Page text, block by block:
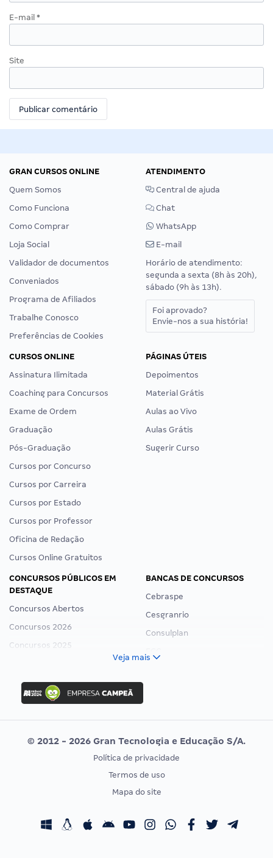
E-mail *
Site
GRAN CURSOS ONLINE
Quem Somos
Como Funciona
Como Comprar
Loja Social
Validador de documentos
Conveniados
Programa de Afiliados
Trabalhe Conosco
Preferências de Cookies
ATENDIMENTO
Central de ajuda
Chat
WhatsApp
E-mail
Horário de atendimento:
segunda a sexta (8h às 20h),
sábado (9h às 13h).
Foi aprovado?
Envie-nos a sua história!
CURSOS ONLINE
Assinatura Ilimitada
Coaching para Concursos
Exame de Ordem
Graduação
Pós-Graduação
Cursos por Concurso
Cursos por Carreira
Cursos por Estado
Cursos por Professor
Oficina de Redação
Cursos Online Gratuitos
PÁGINAS ÚTEIS
Depoimentos
Material Grátis
Aulas ao Vivo
Aulas Grátis
Sugerir Curso
CONCURSOS PÚBLICOS EM
DESTAQUE
Concursos Abertos
Concursos 2026
Concursos 2025
Concurso Ibama
Concurso MPU
Editais publicados
BANCAS DE CONCURSOS
Cebraspe
Cesgranrio
Consulplan
Vunesp
CONCURSOS POR PROFISSÃO
Concursos Fiscais
EXAME DE ORDEM
Calendário OAB
Veja mais
© 2012 - 2026 Gran Tecnologia e Educação S/A.
Política de privacidade
Termos de uso
Mapa do site